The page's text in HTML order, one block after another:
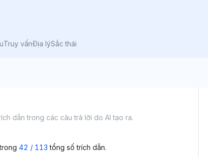
Truy vấnĐịa lýSắc thái
dẫn trong các câu trả lời do AI tạo ra.
42 / 113 tổng số trích dẫn.